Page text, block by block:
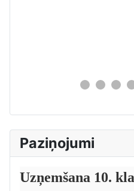
Paziņojumi
Uzņemšana 10.